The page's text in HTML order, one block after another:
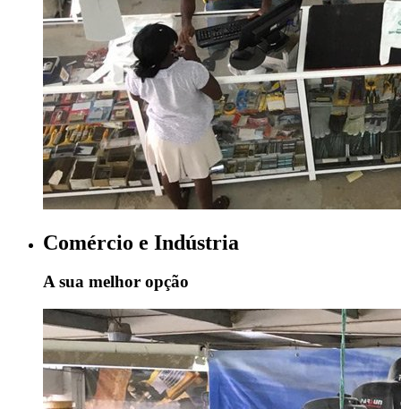
Comércio e Indústria
A sua melhor opção